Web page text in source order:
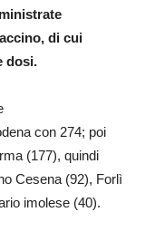
di cui
dosi.
con 274; poi
(177), quindi
Cesena (92), Forlì
imolese (40).